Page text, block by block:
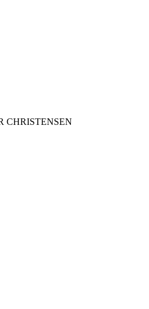
CHRISTENSEN